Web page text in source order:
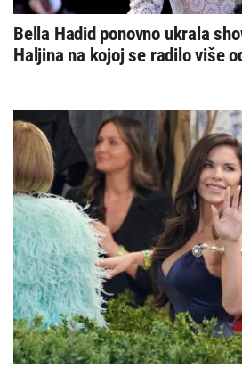
Bella Hadid ponovno ukrala
Haljina na kojoj se radilo više